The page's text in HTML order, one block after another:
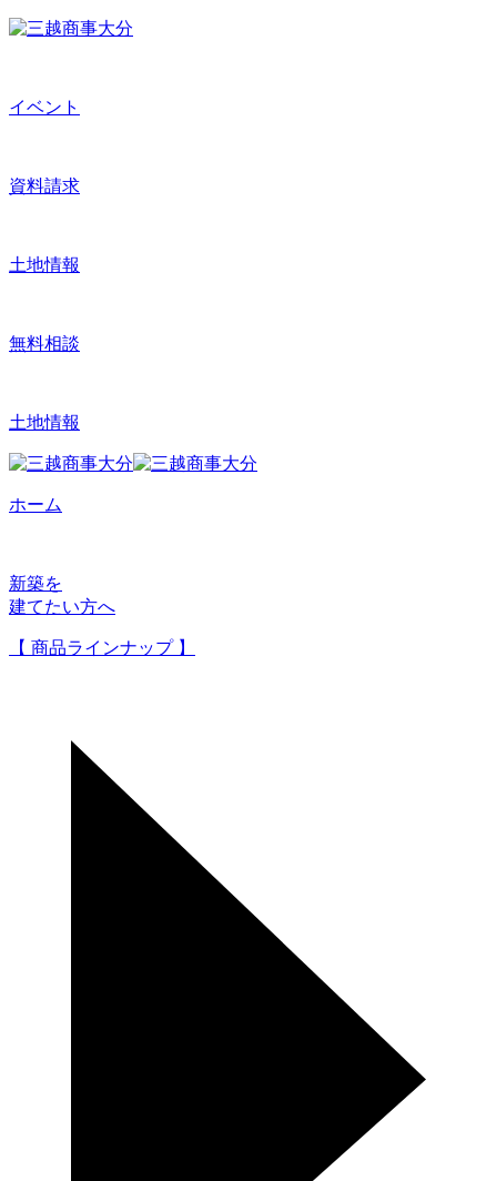
イベント
資料請求
土地情報
無料相談
土地情報
ホーム
新築を
建てたい方へ
【 商品ラインナップ 】